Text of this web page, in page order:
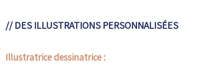
// DES ILLUSTRATIONS PERSONNALISÉES
Illustratrice dessinatrice :